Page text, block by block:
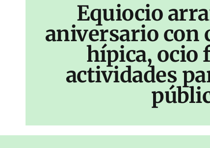
Equiocio
aniversario con
hípica, ocio
actividades